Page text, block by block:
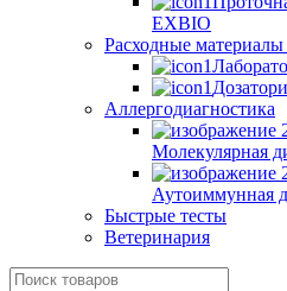
EXBIO
Расходные материалы
Дозатори
Аллергодиагностика
Молекулярная
Аутоиммунная
Быстрые тесты
Ветеринария